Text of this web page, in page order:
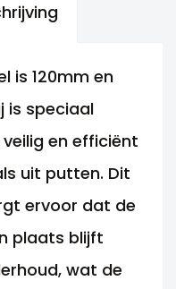
is 120mm en
is speciaal
en efficiënt
uit putten. Dit
ervoor dat de
plaats blijft
wat de